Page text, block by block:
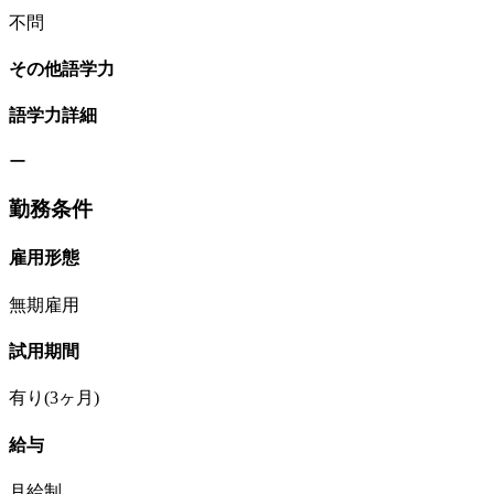
不問
その他語学力
語学力詳細
ー
勤務条件
雇用形態
無期雇用
試用期間
有り(3ヶ月)
給与